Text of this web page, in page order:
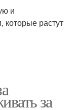
и
растут
за